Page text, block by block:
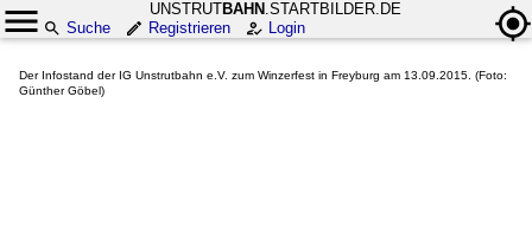
UNSTRUTBAHN .STARTBILDER.DE
Suche
Registrieren Login
Der Infostand der IG Unstrutbahn e.V. zum Winzerfest in Freyburg am 13.09.2015. (Foto:
Günther Göbel)